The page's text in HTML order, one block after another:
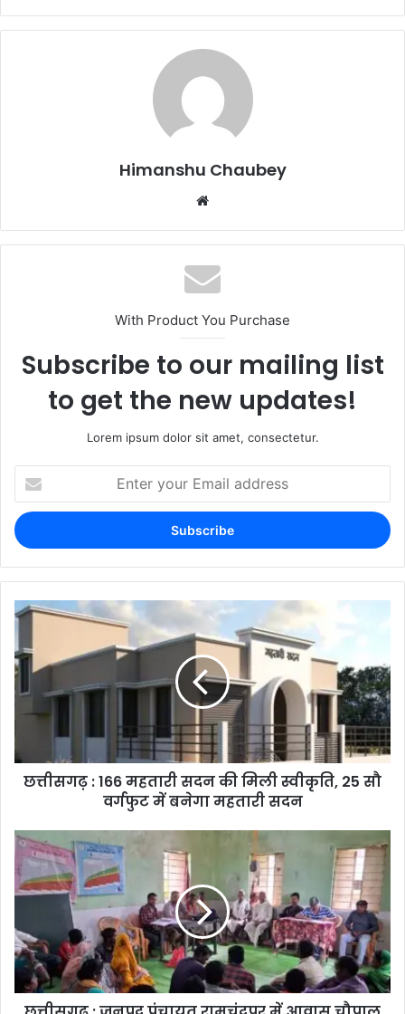
c
e
st
o
ai
l
ar
e
Himanshu Chaubey
With Product You Purchase
Subscribe to our mailing list
to get the new updates!
Lorem ipsum dolor sit amet, consectetur.
छत्तीसगढ़ : 166 महतारी सदन की मिली स्वीकृति, 25 सौ
वर्गफुट में बनेगा महतारी सदन